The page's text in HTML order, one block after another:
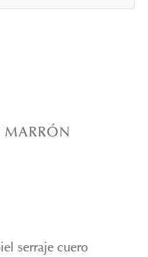
MARRÓN
serraje cuero